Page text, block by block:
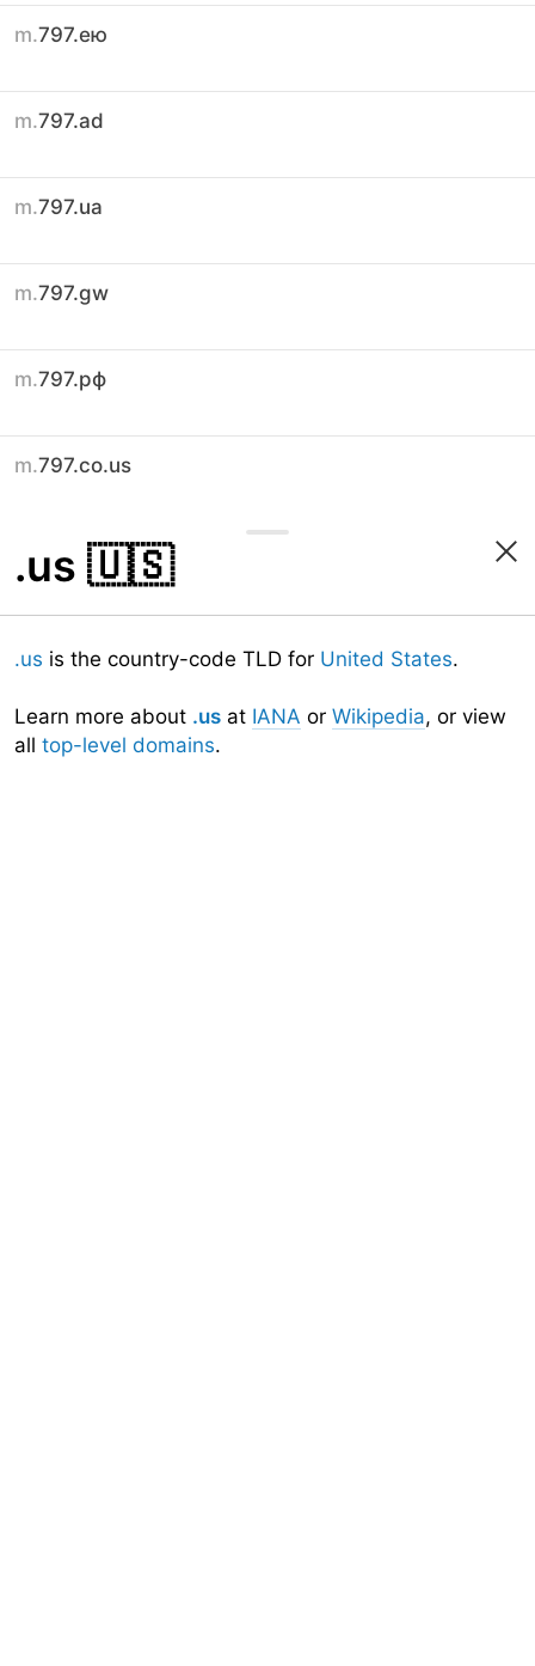
m.797.ею
m.797.ad
m.797.ua
m.797.gw
m.797.рф
m.797.co.us
.us 🇺🇸
.us is the country-code TLD for United States.
Learn more about .us at IANA or Wikipedia, or view
all top-level domains.